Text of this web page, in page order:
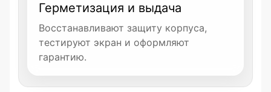
Герметизация и выдача
Восстанавливают защиту корпуса,
тестируют экран и оформляют
гарантию.